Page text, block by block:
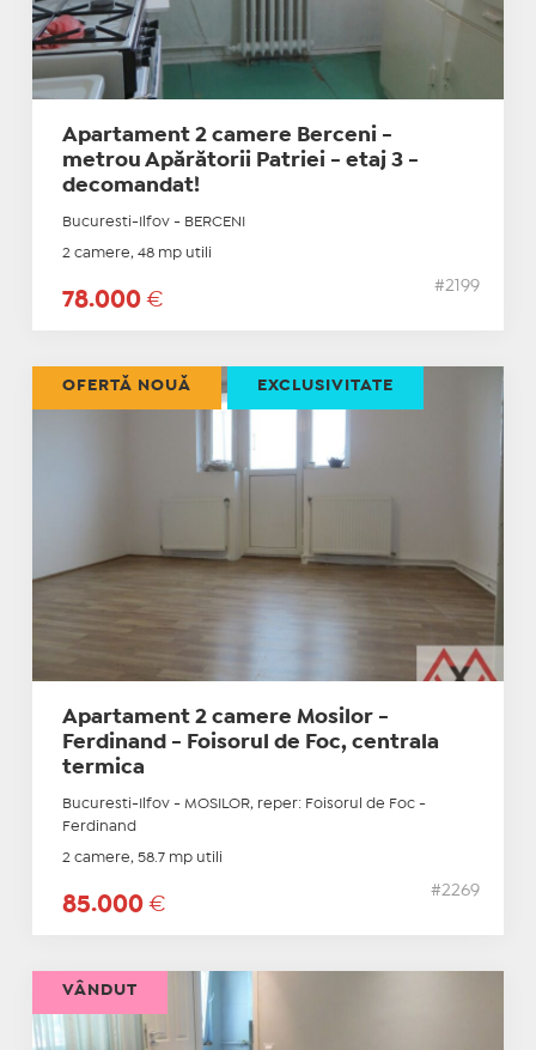
Apartament 2 camere Berceni -
metrou Apărătorii Patriei - etaj 3 -
decomandat!
Bucuresti-Ilfov - BERCENI
2 camere, 48 mp utili
78.000 €
#2199
Apartament 2 camere Mosilor -
Ferdinand - Foisorul de Foc, centrala
termica
Bucuresti-Ilfov - MOSILOR, reper: Foisorul de Foc -
Ferdinand
2 camere, 58.7 mp utili
85.000 €
#2269
OFERTĂ NOUĂ EXCLUSIVITATE
VÂNDUT